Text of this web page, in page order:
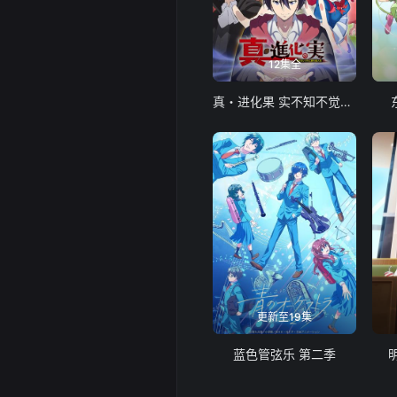
12集全
真・进化果 实不知不觉踏上胜利的人生
更新至19集
蓝色管弦乐 第二季